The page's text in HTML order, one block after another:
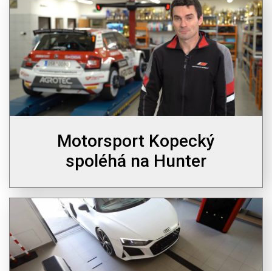
Motorsport Kopecký
spoléhá na Hunter